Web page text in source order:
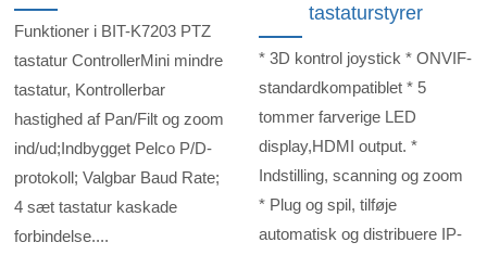
Funktioner i BIT-K7203 PTZ
tastatur ControllerMini mindre
tastatur, Kontrollerbar
hastighed af Pan/Filt og zoom
ind/ud;Indbygget Pelco P/D-
protokoll; Valgbar Baud Rate;
4 sæt tastatur kaskade
forbindelse....
tastaturstyrer
* 3D kontrol joystick * ONVIF-
standardkompatiblet * 5
tommer farverige LED
display,HDMI output. *
Indstilling, scanning og zoom
* Plug og spil, tilføje
automatisk og distribuere IP-